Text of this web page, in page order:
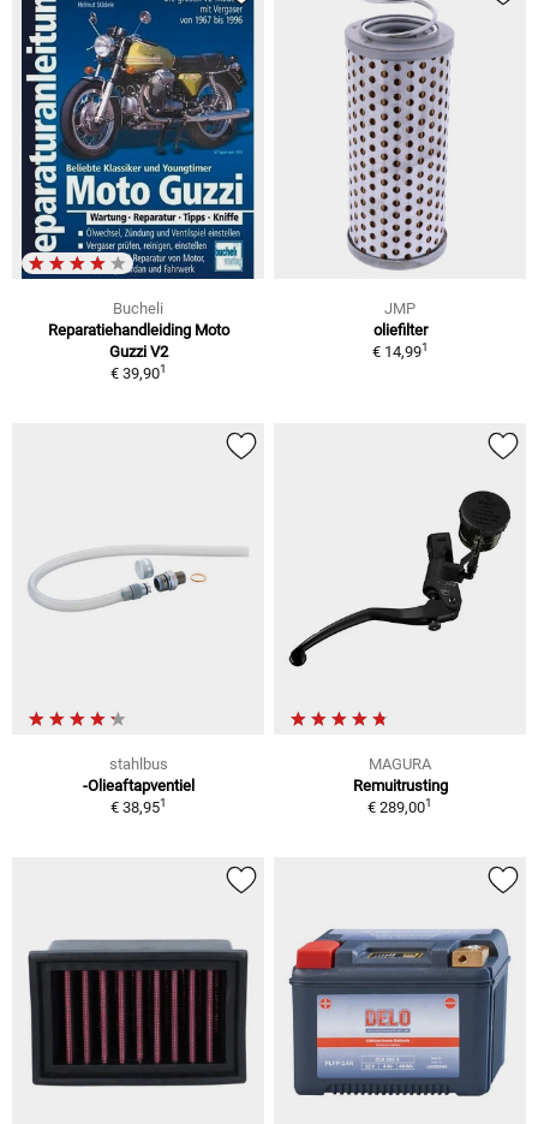
Bucheli
Reparatiehandleiding Moto
Guzzi V2
€ 39,901
JMP
oliefilter
€ 14,991
stahlbus
-Olieaftapventiel
€ 38,951
MAGURA
Remuitrusting
€ 289,001